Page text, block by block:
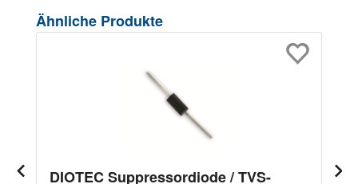
Produktgalerie überspringen
Ähnliche Produkte
DIOTEC Suppressordiode / TVS-